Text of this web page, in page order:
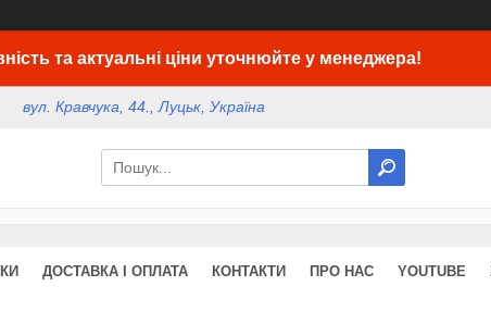
та актуальні ціни уточнюйте у менеджера!
вул. Кравчука, 44., Луцьк, Україна
ДОСТАВКА І ОПЛАТА КОНТАКТИ ПРО НАС YOUTUBE